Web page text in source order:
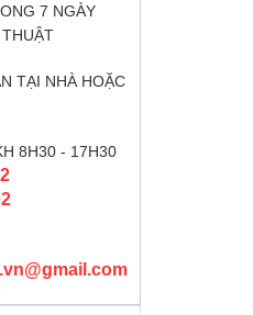
7 NGÀY
TẠI NHÀ HOẶC
8H30 - 17H30